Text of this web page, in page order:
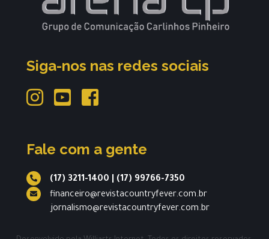
Siga-nos nas redes sociais
Fale com a gente
(17) 3211-1400
(17) 99766-7350
financeiro@revistacountryfever.com.br
jornalismo@revistacountryfever.com.br